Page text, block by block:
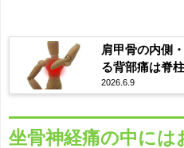
肩甲骨の内側
る背部痛は脊
2026.6.9
坐骨神経痛の中には